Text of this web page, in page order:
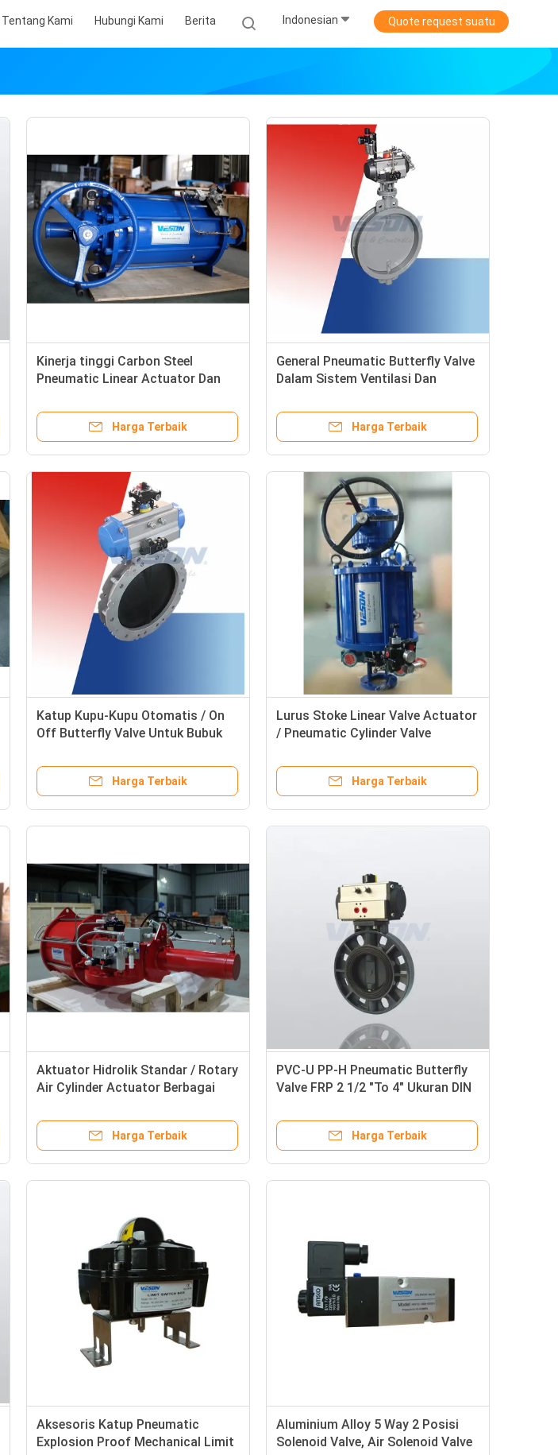
Tentang Kami Hubungi Kami Berita Indonesian Quote request suatu
Kinerja tinggi Carbon Steel
Pneumatic Linear Actuator Dan
Harga Terbaik
General Pneumatic Butterfly Valve
Dalam Sistem Ventilasi Dan
Harga Terbaik
Katup Kupu-Kupu Otomatis / On
Off Butterfly Valve Untuk Bubuk
Atau Cair
Harga Terbaik
Lurus Stoke Linear Valve Actuator
/ Pneumatic Cylinder Valve
Harga Terbaik
Aktuator Hidrolik Standar / Rotary
Air Cylinder Actuator Berbagai
Harga Terbaik
PVC-U PP-H Pneumatic Butterfly
Valve FRP 2 1/2 "To 4" Ukuran DIN
Harga Terbaik
Aksesoris Katup Pneumatic
Explosion Proof Mechanical Limit
Aluminium Alloy 5 Way 2 Posisi
Solenoid Valve, Air Solenoid Valve